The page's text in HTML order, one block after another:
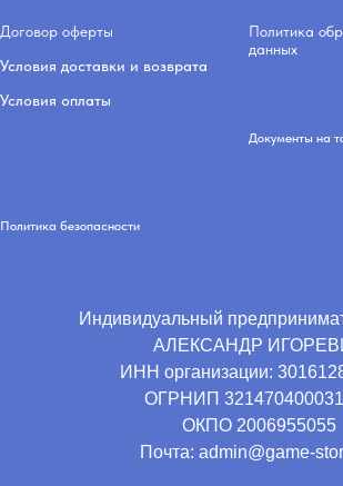
Договор оферты
Условия доставки и возврата
Условия оплаты
Политика
данных
Документы на
Политика безопасности
Индивидуальный
АЛЕКСАНДР
ИНН организации:
ОГРНИП
ОКПО 2006955055
Почта: admin@game-